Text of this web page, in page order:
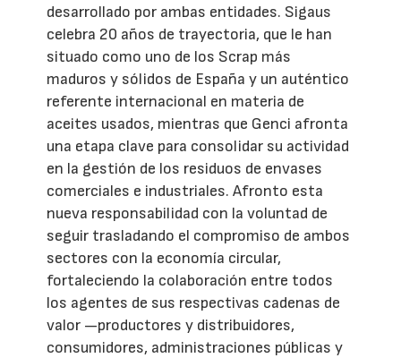
desarrollado por ambas entidades. Sigaus
celebra 20 años de trayectoria, que le han
situado como uno de los Scrap más
maduros y sólidos de España y un auténtico
referente internacional en materia de
aceites usados, mientras que Genci afronta
una etapa clave para consolidar su actividad
en la gestión de los residuos de envases
comerciales e industriales. Afronto esta
nueva responsabilidad con la voluntad de
seguir trasladando el compromiso de ambos
sectores con la economía circular,
fortaleciendo la colaboración entre todos
los agentes de sus respectivas cadenas de
valor —productores y distribuidores,
consumidores, administraciones públicas y